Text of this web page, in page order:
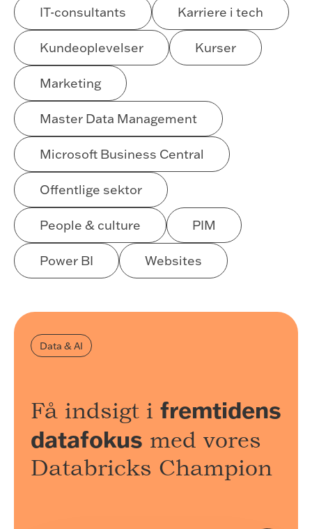
IT-consultants Karriere i tech
Kundeoplevelser Kurser
Marketing
Master Data Management
Microsoft Business Central
Offentlige sektor
People & culture PIM
Power BI Websites
Data & AI
Få indsigt i fremtidens
datafokus med vores
Databricks Champion